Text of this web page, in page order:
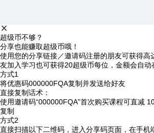
超级币不够？
分享也能赚取超级币哦！
使用您的分享链接／邀请码注册的朋友可获得
友加入学习也可获得20超级币每位，金额会自
方式1
将优惠码000000FQA复制并发送给好友
直接复制话术：
使用邀请码“000000FQA”首次购买课程可直减
复制
方式2
直接扫描以下二维码，进入分享码页面，在手机